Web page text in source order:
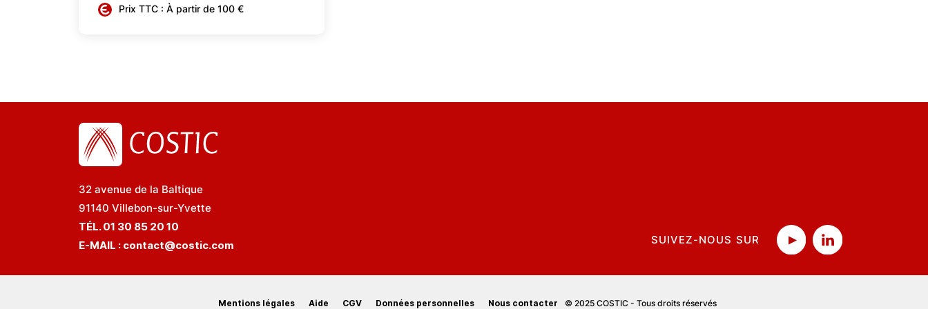
Prix TTC : À partir de 100 €
32 avenue de la Baltique
91140 Villebon-sur-Yvette
TÉL. 01 30 85 20 10
E-MAIL : contact@costic.com SUIVEZ-NOUS SUR
Mentions légales Aide CGV Données personnelles Nous contacter © 2025 COSTIC - Tous droits réservés